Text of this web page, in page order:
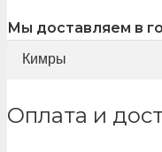
Мы доставляем в
Оплата и